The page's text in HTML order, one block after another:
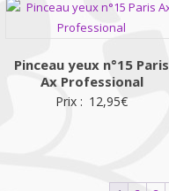
Pinceau yeux n°15 Paris
Ax Professional
Prix : 12,95€